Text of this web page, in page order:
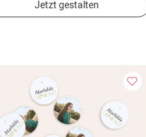
Jetzt gestalten